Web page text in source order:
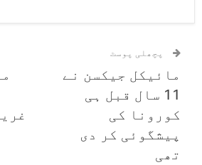
ہیں لیکن اللہ کی نہیں
مرتبہ عمرہ تو کر سکتے
صاحبِ استطاعت ہوکر
نہیں کرتے۔واضح رہے
موجودہ صورتحال میں
پچھلی پوسٹ
مائیکل جیکسن نے
11 سال قبل ہی
کورونا کی
پیشگوئی کر دی
تھی